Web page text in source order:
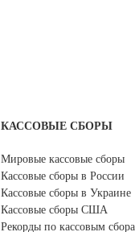
КАССОВЫЕ СБОРЫ
Мировые кассовые сборы
Кассовые сборы в России
Кассовые сборы в Украине
Кассовые сборы США
Рекорды по кассовым